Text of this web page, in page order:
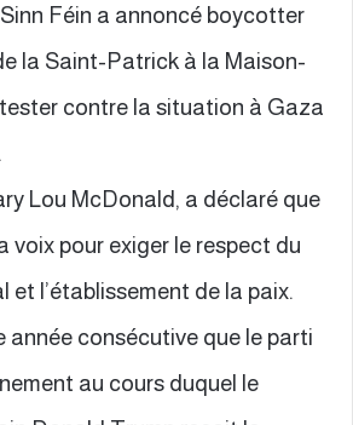
Féin a annoncé boycotter
la Saint-Patrick à la Maison-
contre la situation à Gaza
Lou McDonald, a déclaré que
voix pour exiger le respect du
l’établissement de la paix.
année consécutive que le parti
au cours duquel le